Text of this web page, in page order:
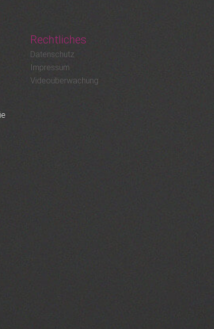
Rechtliches
Datenschutz
Impressum
Videoüberwachung